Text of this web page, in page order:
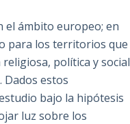
el ámbito europeo; en
para los territorios que
política y social
Dados estos
bajo la hipótesis
luz sobre los